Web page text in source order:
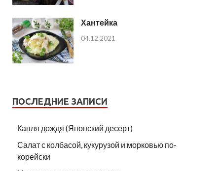
Хантейка
04.12.2021
ПОСЛЕДНИЕ ЗАПИСИ
Капля дождя (Японский десерт)
Салат с колбасой, кукурузой и морковью по-
корейски